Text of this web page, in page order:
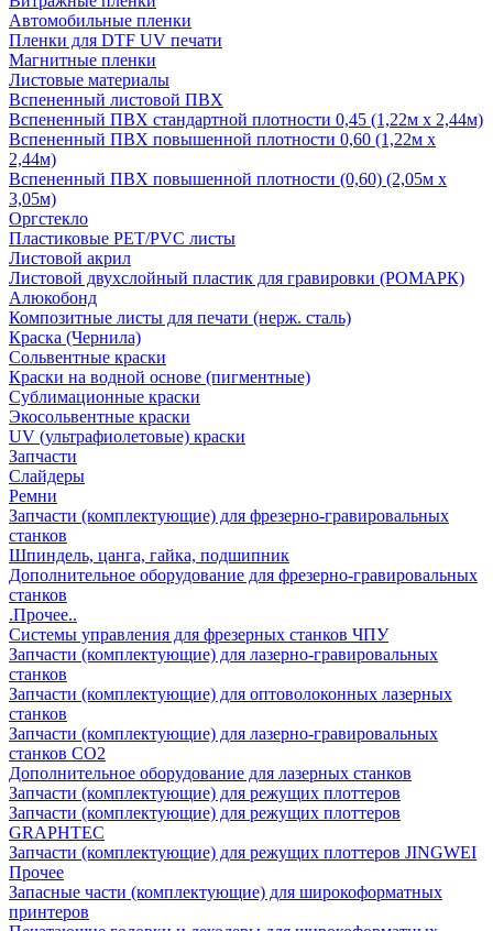
Автомобильные пленки
Пленки для DTF UV печати
Магнитные пленки
Листовые материалы
Вспененный листовой ПВХ
Вспененный ПВХ стандартной плотности 0,45 (1,22м х 2,44м)
Вспененный ПВХ повышенной плотности 0,60 (1,22м х
2,44м)
Вспененный ПВХ повышенной плотности (0,60) (2,05м х
3,05м)
Оргстекло
Пластиковые PET/PVC листы
Листовой акрил
Листовой двухслойный пластик для гравировки (РОМАРК)
Алюкобонд
Композитные листы для печати (нерж. сталь)
Краска (Чернила)
Сольвентные краски
Краски на водной основе (пигментные)
Сублимационные краски
Экосольвентные краски
UV (ультрафиолетовые) краски
Запчасти
Слайдеры
Ремни
Запчасти (комплектующие) для фрезерно-гравировальных
станков
Шпиндель, цанга, гайка, подшипник
Дополнительное оборудование для фрезерно-гравировальных
станков
.Прочее..
Системы управления для фрезерных станков ЧПУ
Запчасти (комплектующие) для лазерно-гравировальных
станков
Запчасти (комплектующие) для оптоволоконных лазерных
станков
Запчасти (комплектующие) для лазерно-гравировальных
станков CO2
Дополнительное оборудование для лазерных станков
Запчасти (комплектующие) для режущих плоттеров
Запчасти (комплектующие) для режущих плоттеров
GRAPHTEC
Запчасти (комплектующие) для режущих плоттеров JINGWEI
Прочее
Запасные части (комплектующие) для широкоформатных
принтеров